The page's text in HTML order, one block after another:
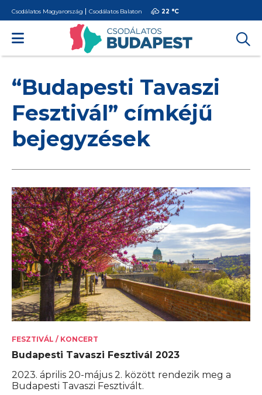
Csodálatos Magyarország Csodálatos Balaton 22 °C
“Budapesti Tavaszi
Fesztivál” címkéjű
bejegyzések
FESZTIVÁL / KONCERT
Budapesti Tavaszi Fesztivál 2023
2023. április 20-május 2. között rendezik meg a
Budapesti Tavaszi Fesztivált.